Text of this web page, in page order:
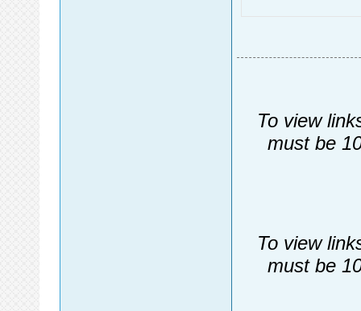
To view
must be
To view
must be